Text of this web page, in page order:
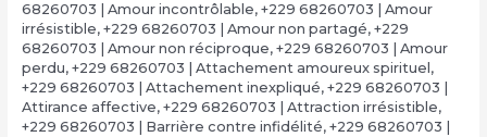
68260703 | Amour incontrôlable, +229 68260703 | Amour
irrésistible, +229 68260703 | Amour non partagé, +229
68260703 | Amour non réciproque, +229 68260703 | Amour
perdu, +229 68260703 | Attachement amoureux spirituel ,
+229 68260703 | Attachement inexpliqué, +229 68260703 |
Attirance affective, +229 68260703 | Attraction irrésistible,
+229 68260703 | Barrière contre infidélité, +229 68260703 |